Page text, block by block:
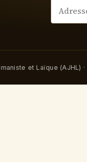
et Laïque (AJHL) ·